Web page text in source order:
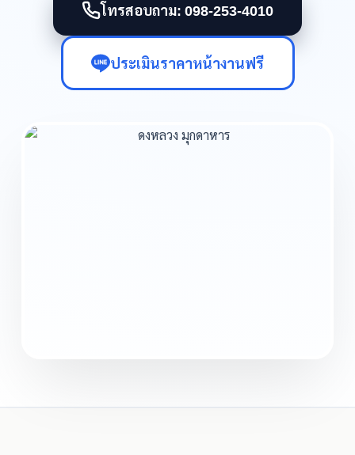
โทรสอบถาม: 098-253-4010
ประเมินราคาหน้างานฟรี